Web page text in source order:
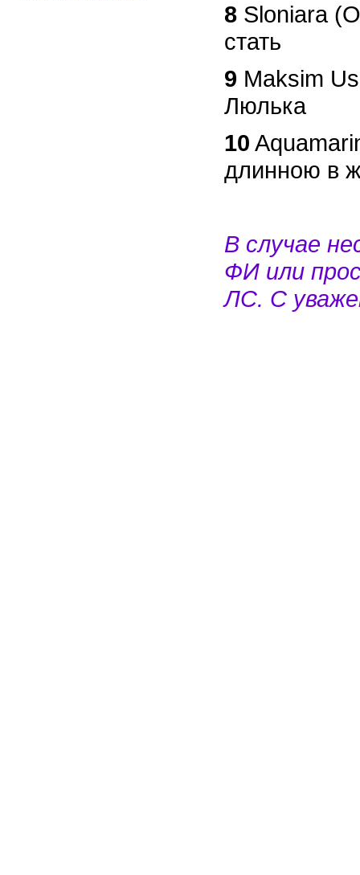
8 Sloniara
стать
9 Maksim
Люлька
10
длинною в
В случае
ФИ или
ЛС. С